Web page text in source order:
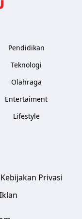
Pendidikan
Teknologi
Olahraga
Entertaiment
Lifestyle
Kebijakan Privasi